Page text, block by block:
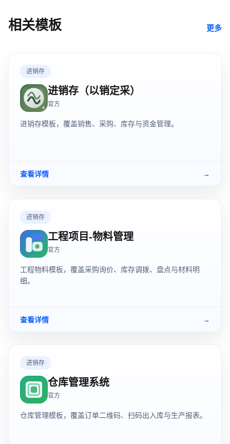
相关模板 更多
进销存
进销存（以销定采）
官方
进销存模板，覆盖销售、采购、库存与资金管理。
查看详情 →
进销存
工程项目-物料管理
官方
工程物料模板，覆盖采购询价、库存调拨、盘点与材料明
细。
查看详情 →
进销存
仓库管理系统
官方
仓库管理模板，覆盖订单二维码、扫码出入库与生产报表。